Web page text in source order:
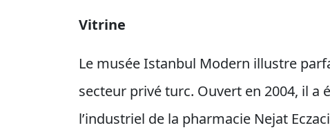
Vitrine
Le musée Istanbul Modern illustre
secteur privé turc. Ouvert en 2004, il
l’industriel de la pharmacie Nejat